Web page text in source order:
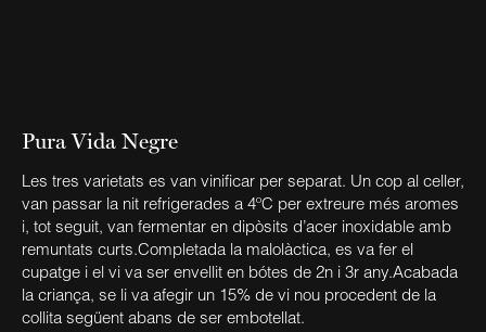
Pura Vida Negre
Les tres varietats es van vinificar per separat. Un cop al celler,
van passar la nit refrigerades a 4ºC per extreure més aromes
i, tot seguit, van fermentar en dipòsits d’acer inoxidable amb
remuntats curts.Completada la malolàctica, es va fer el
cupatge i el vi va ser envellit en bótes de 2n i 3r any.Acabada
la criança, se li va afegir un 15% de vi nou procedent de la
collita següent abans de ser embotellat.